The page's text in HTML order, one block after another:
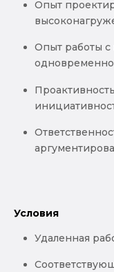
Опыт
Опыт работы
одновременно
Условия
Удаленная